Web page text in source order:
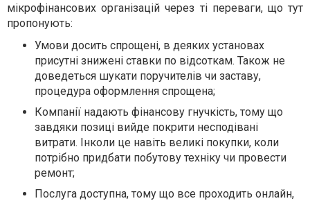
мікрофінансових організацій через ті переваги, що тут
пропонують:
Умови досить спрощені, в деяких установах
присутні знижені ставки по відсоткам. Також не
доведеться шукати поручителів чи заставу,
процедура оформлення спрощена;
Компанії надають фінансову гнучкість, тому що
завдяки позиці вийде покрити несподівані
витрати. Інколи це навіть великі покупки, коли
потрібно придбати побутову техніку чи провести
ремонт;
Послуга доступна, тому що все проходить онлайн,